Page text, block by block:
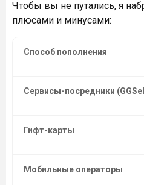
Чтобы вы не путались, я
плюсами и минусами:
Способ пополнения
Сервисы-посредники
Гифт-карты
Мобильные операторы